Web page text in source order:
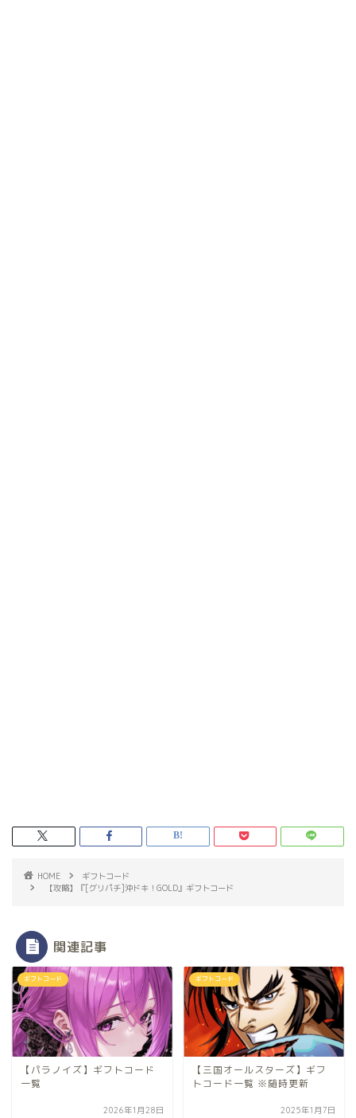
HOME
ギフトコード
【攻略】『[グリパチ]沖ドキ！GOLD』ギフトコード
関連記事
ギフトコード
【パラノイズ】ギフトコード
一覧
2026年1月28日
ギフトコード
【三国オールスターズ】ギフ
トコード一覧 ※随時更新
2025年1月7日